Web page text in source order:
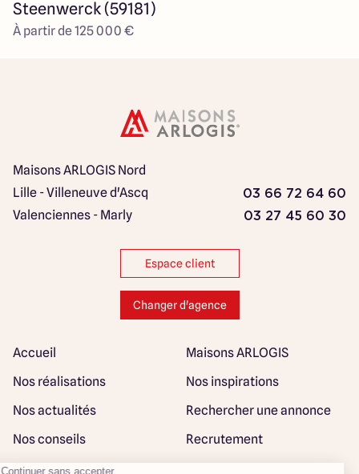
Steenwerck (59181)
À partir de 125 000 €
Maisons ARLOGIS Nord
Lille - Villeneuve d'Ascq
03 66 72 64 60
Valenciennes - Marly 03 27 45 60 30
Espace client
Changer d'agence
Accueil
Maisons ARLOGIS
Nos réalisations
Nos inspirations
Nos actualités
Rechercher une annonce
Nos conseils
Recrutement